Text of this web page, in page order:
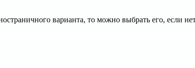
варианта, то можно выбрать его, если